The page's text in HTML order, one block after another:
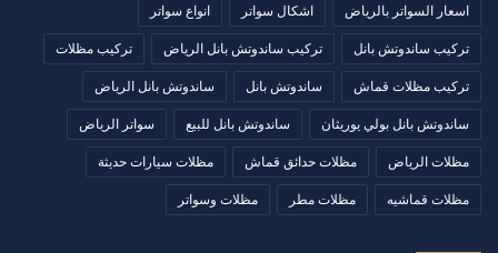
اسعار السواتر بالرياض اشكال سواتر انواع سواتر
تركيب ساندوتش بانل تركيب ساندوتش بانل الرياض تركيب مظلات
تركيب مظلات قماش ساندوتش بانل ساندوتش بانل الرياض
ساندوتش بانل بولي يوريثان ساندوتش بانل للبيع سواتر الرياض
مظلات الرياض مظلات حدائق قماش مظلات سيارات حديثة
مظلات قماشيه مظلات مطر مظلات وسواتر